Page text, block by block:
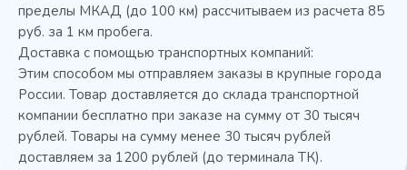
пределы МКАД (до 100 км) рассчитываем из расчета 85
руб. за 1 км пробега.
Доставка с помощью транспортных компаний:
Этим способом мы отправляем заказы в крупные города
России. Товар доставляется до склада транспортной
компании бесплатно при заказе на сумму от 30 тысяч
рублей. Товары на сумму менее 30 тысяч рублей
доставляем за 1200 рублей (до терминала ТК).